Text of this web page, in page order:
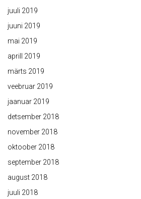
juuli 2019
juuni 2019
mai 2019
aprill 2019
märts 2019
veebruar 2019
jaanuar 2019
detsember 2018
november 2018
oktoober 2018
september 2018
august 2018
juuli 2018